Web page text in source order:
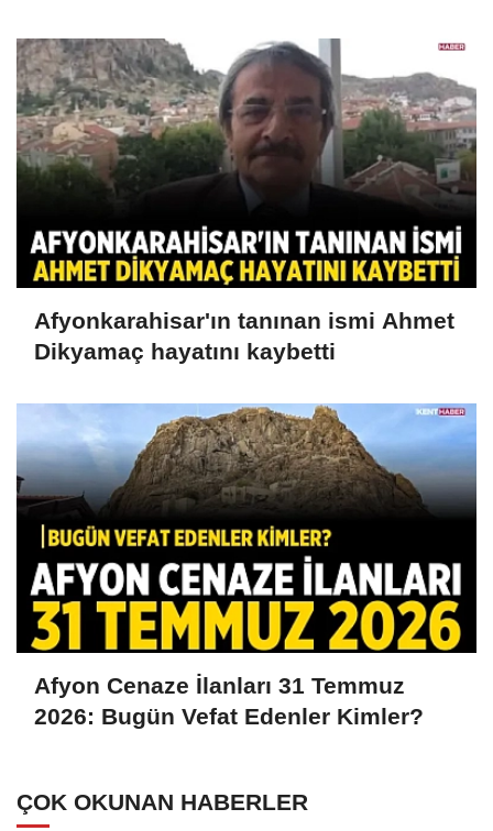
Afyonkarahisar'ın tanınan ismi Ahmet
Dikyamaç hayatını kaybetti
Afyon Cenaze İlanları 31 Temmuz
2026: Bugün Vefat Edenler Kimler?
ÇOK OKUNAN HABERLER